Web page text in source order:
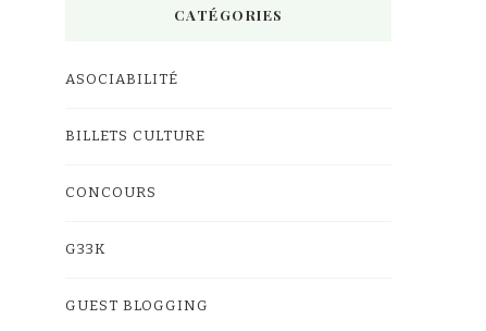
CATÉGORIES
ASOCIABILITÉ
BILLETS CULTURE
CONCOURS
G33K
GUEST BLOGGING